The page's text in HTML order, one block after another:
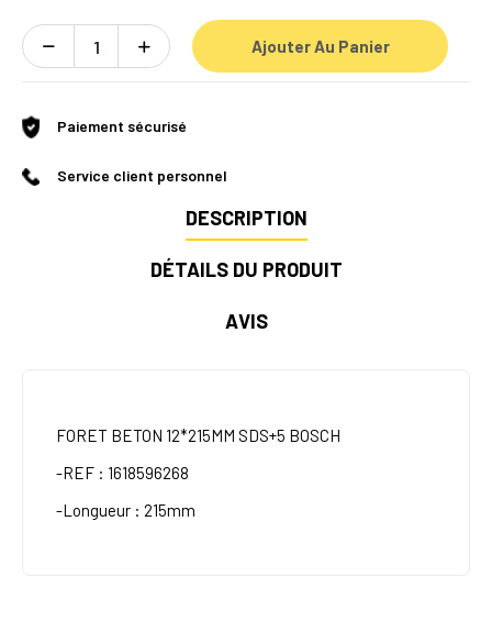
Ajouter Au Panier
Paiement sécurisé
Service client personnel
DESCRIPTION
DÉTAILS DU PRODUIT
AVIS
FORET BETON 12*215MM SDS+5 BOSCH
-REF : 1618596268
-Longueur : 215mm